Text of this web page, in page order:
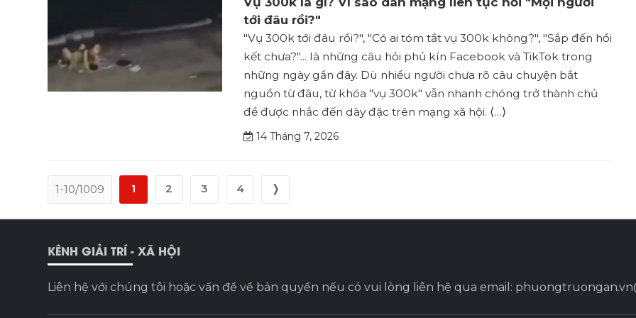
tới đâu rồi?"
"Vụ 300k tới đâu rồi?", "Có ai tóm tắt vụ 300k không?", "Sắp đến hồi
kết chưa?"... là những câu hỏi phủ kín Facebook và TikTok trong
những ngày gần đây. Dù nhiều người chưa rõ câu chuyện bắt
nguồn từ đâu, từ khóa "vụ 300k" vẫn nhanh chóng trở thành chủ
đề được nhắc đến dày đặc trên mạng xã hội. ⟨…⟩
14 Tháng 7, 2026
1-10/1009 1 2 3 4 ❭
KÊNH GIẢI TRÍ - XÃ HỘI
Liên hệ với chúng tôi hoặc vấn đề về bản quyền nếu có vui lòng liên hệ qua email: